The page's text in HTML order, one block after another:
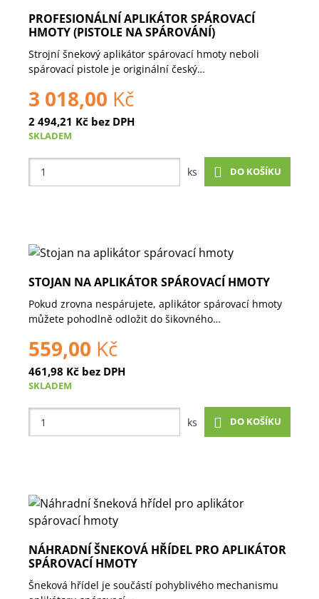
PROFESIONÁLNÍ APLIKÁTOR SPÁROVACÍ
HMOTY (PISTOLE NA SPÁROVÁNÍ)
Strojní šnekový aplikátor spárovací hmoty neboli
spárovací pistole je originální český…
3 018,00 Kč
2 494,21 Kč bez DPH
SKLADEM
ks DO KOŠÍKU
STOJAN NA APLIKÁTOR SPÁROVACÍ HMOTY
Pokud zrovna nespárujete, aplikátor spárovací hmoty
můžete pohodlně odložit do šikovného…
559,00 Kč
461,98 Kč bez DPH
SKLADEM
ks DO KOŠÍKU
NÁHRADNÍ ŠNEKOVÁ HŘÍDEL PRO APLIKÁTOR
SPÁROVACÍ HMOTY
Šneková hřídel je součástí pohyblivého mechanismu